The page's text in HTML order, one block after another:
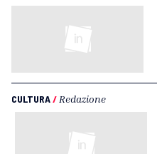
CULTURA/ Redazione